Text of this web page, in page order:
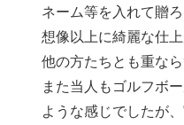
ネーム等を入れて贈ろ
想像以上に綺麗な仕上
他の方たちとも重なら
また当人もゴルフボー
ような感じでしたが、